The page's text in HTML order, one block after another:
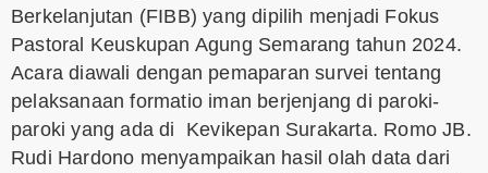
Berkelanjutan (FIBB) yang dipilih menjadi Fokus
Pastoral Keuskupan Agung Semarang tahun 2024.
Acara diawali dengan pemaparan survei tentang
pelaksanaan formatio iman berjenjang di paroki-
paroki yang ada di Kevikepan Surakarta. Romo JB.
Rudi Hardono menyampaikan hasil olah data dari